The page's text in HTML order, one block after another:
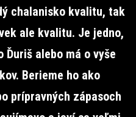
chalanisko kvalitu, tak
ale kvalitu. Je jedno,
Ďuriš alebo má o vyše
Berieme ho ako
prípravných zápasoch